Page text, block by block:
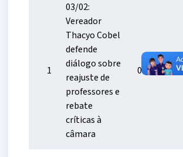
1
03/02:
Vereador
Thacyo Cobel
defende
diálogo sobre
reajuste de
professores e
rebate
críticas à
câmara
03/02/2025